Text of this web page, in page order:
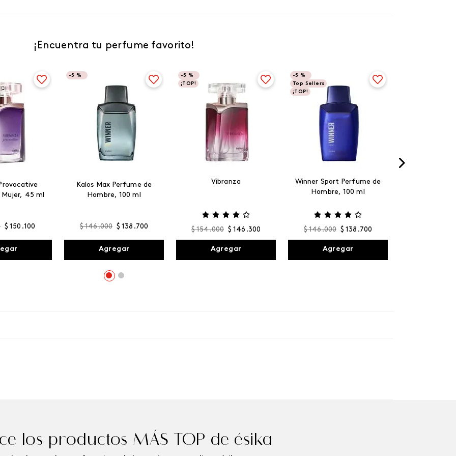
¡Encuentra tu perfume favorito!
45 ml
$ 150 .100
-5 %
Kalos Max Perfume de
Hombre, 100 ml
$ 146.000 $ 138 .700
Agregar
-5 %
¡TOP!
Vibranza
$ 154.000 $ 146 .300
Agregar
-5 %
Top Sellers
¡TOP!
Winner Sport Perfume de
Hombre, 100 ml
$ 146.000 $ 138 .700
Agregar
los productos MÁS TOP de ésika